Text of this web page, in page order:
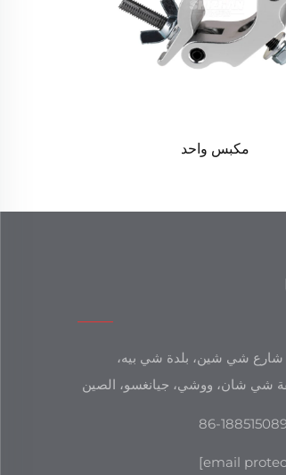
مكبس واحد
80# شارع شي شين، بلدة شي بيه،
شي شان، ووشي، جيانغسو، الصين